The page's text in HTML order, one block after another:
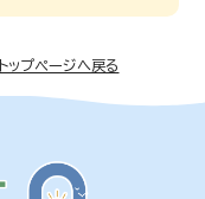
トップページへ戻る